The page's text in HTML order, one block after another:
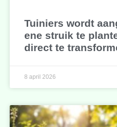
Tuiniers wordt
ene struik te
direct te
8 april 2026